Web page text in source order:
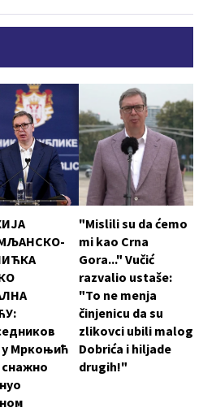
у Мркоњић
снажно
"Mislili su da ćemo
mi kao Crna
Gora..." Vučić
razvalio ustaše:
"To ne menja
činjenicu da su
zlikovci ubili malog
Dobrića i hiljade
drugih!"